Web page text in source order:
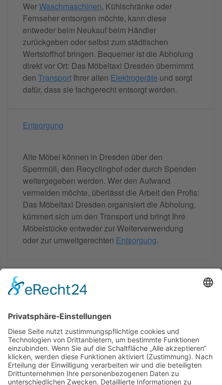
WerWaschmaschinen, Kühlschränke oder
Fernseher entsorgen möchte, kann diese
entweder beim Neukauf beim Händler
zurückgeben oder selbst zum städtischen
Wertstoffhof bringen. Bequemer ist die Abholung
direkt vor Ort: Das Möbeltaxi Dresden übernimmt
den Transport Ihrer alten Elektrogeräte und sorgt
dafür, dass sie fachgerecht entsorgt werden.
Entsorgung
Alte Möbel können in Dresden über den
Sperrmüll, den Recyclinghof oder durch Spenden
weitergegeben werden. Wer den Aufwand
vermeiden möchte, überlässt die Arbeit den Profis:
Das Möbeltaxi Dresden organisiert die Abholung,
kümmert sich um den Transport und bringt Ihre
Möbelstücke entweder zur Weiterverwendung
oder zur umweltgerechten Entsorgung.
Moebeltaxi-Dresden auch in Ihrer Nähe...
Loschwitz - Neustadt - Pieschen - Plauen - Prohlis
Impressum